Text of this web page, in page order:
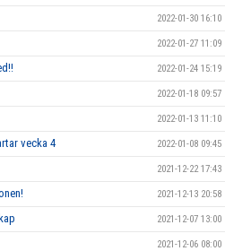
2022-01-30 16:10
2022-01-27 11:09
2022-01-24 15:19
2022-01-18 09:57
2022-01-13 11:10
vecka 4 2022-01-08 09:45
2021-12-22 17:43
2021-12-13 20:58
2021-12-07 13:00
2021-12-06 08:00